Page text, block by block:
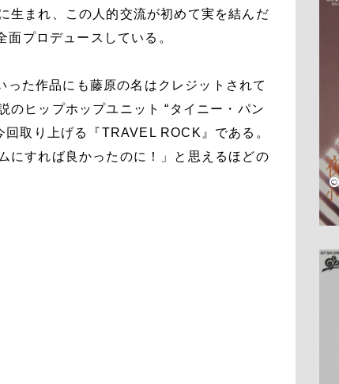
生まれ、この人的交流が初めて実を結んだ
プロデュースしている。
た作品にも藤原の名はクレジットされて
のヒップホップユニット “タイニー・パン
取り上げる『TRAVEL ROCK』である。
にすれば良かったのに！」と思えるほどの